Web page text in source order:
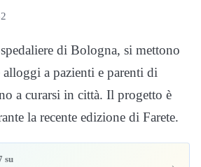
di Bologna, si mettono
a pazienti e parenti di
a curarsi in città. Il progetto è
la recente edizione di Farete.
su